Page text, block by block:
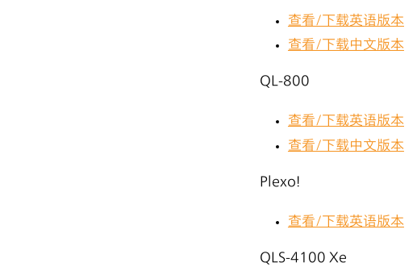
查看/下载英语版本
查看/下载中文版本
QL-800
查看/下载英语版本
查看/下载中文版本
Plexo!
查看/下载英语版本
QLS-4100 Xe